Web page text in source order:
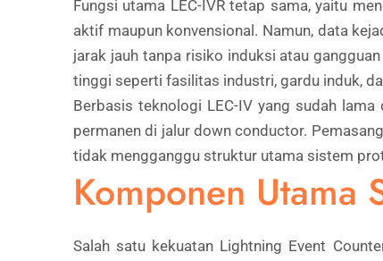
Fungsi utama LEC-IVR tetap sama, yaitu
aktif maupun konvensional. Namun, data
jarak jauh tanpa risiko induksi atau
tinggi seperti fasilitas industri, gardu induk,
Berbasis teknologi LEC-IV yang sudah
permanen di jalur down conductor.
tidak mengganggu struktur utama sistem
Komponen Utama
Salah satu kekuatan Lightning Event